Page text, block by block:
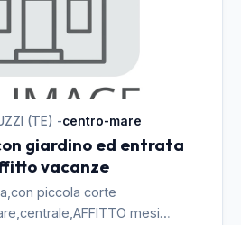
(TE) -centro-mare
giardino ed entrata
vacanze
piccola corte
mesi